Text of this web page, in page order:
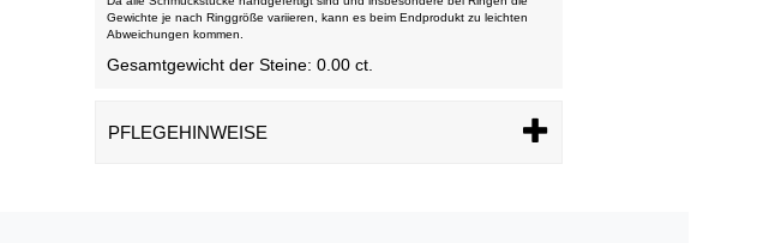
Gewichte je nach Ringgröße variieren, kann es beim Endprodukt zu leichten
Abweichungen kommen.
Gesamtgewicht der Steine: 0.00 ct.
PFLEGEHINWEISE